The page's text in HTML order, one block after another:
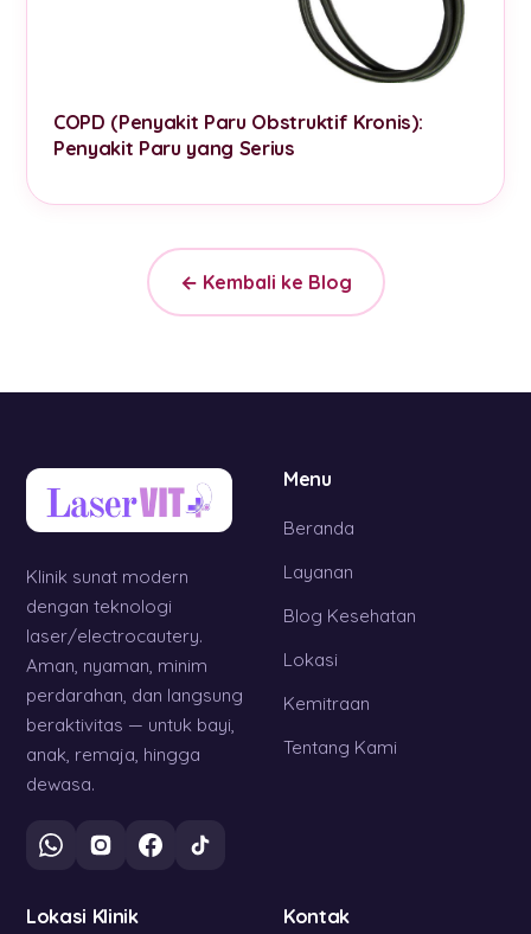
COPD (Penyakit Paru Obstruktif Kronis):
Penyakit Paru yang Serius
← Kembali ke Blog
Klinik sunat modern
dengan teknologi
laser/electrocautery.
Aman, nyaman, minim
perdarahan, dan langsung
beraktivitas — untuk bayi,
anak, remaja, hingga
dewasa.
Menu
Beranda
Layanan
Blog Kesehatan
Lokasi
Kemitraan
Tentang Kami
Lokasi Klinik Kontak